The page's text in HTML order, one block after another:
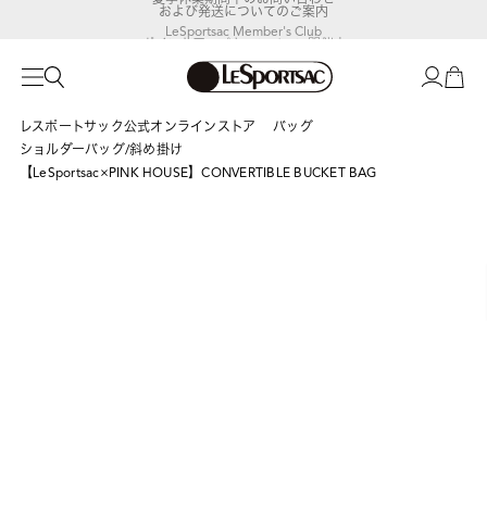
LeSportsac Member's Club
ポイントアップキャンペーン開催中
レスポートサック公式オンラインストア
バッグ
ショルダーバッグ/斜め掛け
【LeSportsac×PINK HOUSE】CONVERTIBLE BUCKET BAG